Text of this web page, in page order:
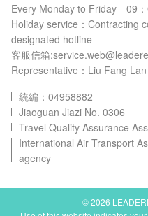
Every Monday to Friday 09
Holiday service：Contracting
designated hotline
客服信箱
Representative：Liu Fang
統編：04958882
Jiaoguan Jiazi No. 0306
Travel Quality Assurance
International Air Transport
agency
© 2026